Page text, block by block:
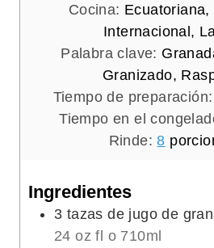
Cocina: Ecuatoriana,
Internacional,
Palabra clave:
Granizado,
Tiempo de preparación:
Tiempo en el
Rinde:8
Ingredientes
3 tazas de jugo de
24 oz fl o 710ml